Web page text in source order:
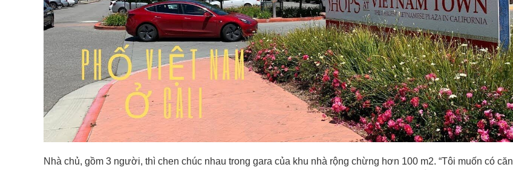
Nhà chủ, gồm 3 người, thì chen chúc nhau trong gara của khu nhà rộng chừng hơn 100 m2. “Tôi muốn có căn